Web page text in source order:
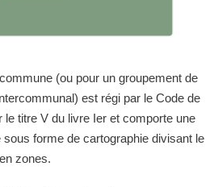
(ou pour un groupement de
est régi par le Code de
le titre V du livre Ier et comporte une
forme de cartographie divisant le
zones.